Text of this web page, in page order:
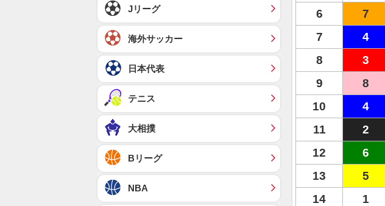
6
7
7
4
8
3
9
8
10
4
11
2
12
6
13
5
14
1
Jリーグ
海外サッカー
日本代表
テニス
大相撲
Bリーグ
NBA